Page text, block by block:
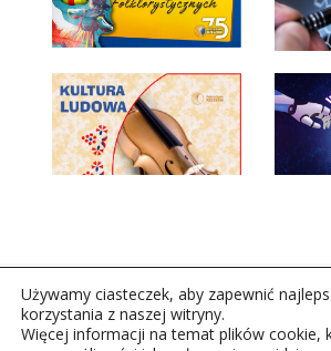
Używamy ciasteczek, aby zapewnić
korzystania z naszej witryny.
Więcej informacji na temat plików cookie,